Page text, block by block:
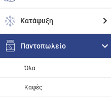
Κατάψυξη
Παντοπωλείο
Όλα
Καφές